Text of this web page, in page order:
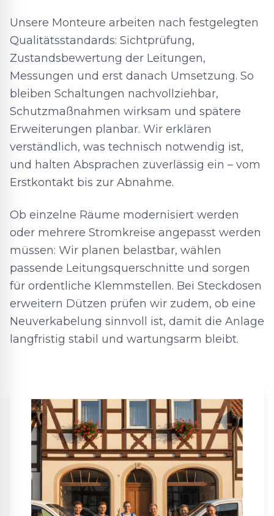
Unsere Monteure arbeiten nach festgelegten
Qualitätsstandards: Sichtprüfung,
Zustandsbewertung der Leitungen,
Messungen und erst danach Umsetzung. So
bleiben Schaltungen nachvollziehbar,
Schutzmaßnahmen wirksam und spätere
Erweiterungen planbar. Wir erklären
verständlich, was technisch notwendig ist,
und halten Absprachen zuverlässig ein – vom
Erstkontakt bis zur Abnahme.
Ob einzelne Räume modernisiert werden
oder mehrere Stromkreise angepasst werden
müssen: Wir planen belastbar, wählen
passende Leitungsquerschnitte und sorgen
für ordentliche Klemmstellen. Bei Steckdosen
erweitern Dützen prüfen wir zudem, ob eine
Neuverkabelung sinnvoll ist, damit die Anlage
langfristig stabil und wartungsarm bleibt.